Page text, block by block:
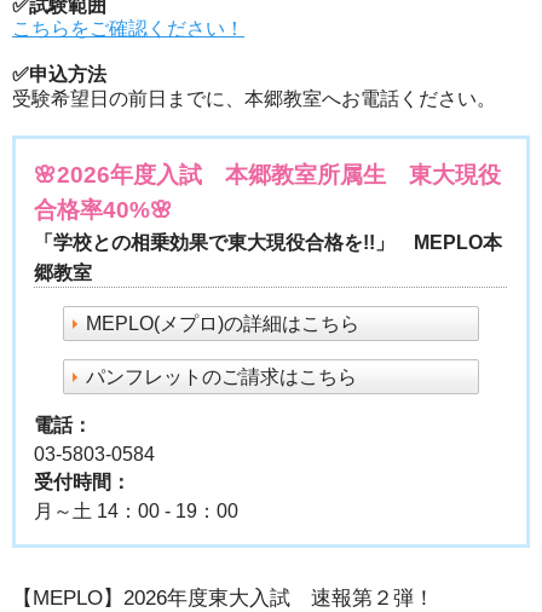
✅試験範囲
こちらをご確認ください！
✅申込方法
受験希望日の前日までに、本郷教室へお電話ください。
🌸2026年度入試 本郷教室所属生 東大現役
合格率40%🌸
「学校との相乗効果で東大現役合格を!!」 MEPLO本
郷教室
MEPLO(メプロ)の詳細はこちら
パンフレットのご請求はこちら
電話：
03-5803-0584
受付時間：
月～土 14：00 - 19：00
【MEPLO】2026年度東大入試 速報第２弾！